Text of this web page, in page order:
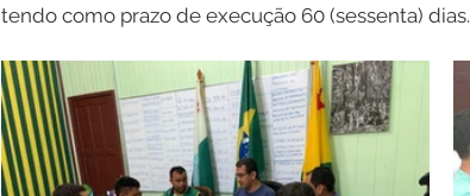
tendo como prazo de execução 60 (sessenta) dias.